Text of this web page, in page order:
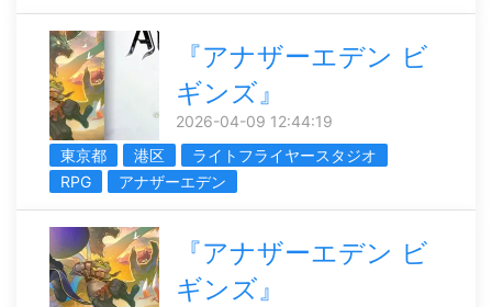
『アナザーエデン ビ
ギンズ』
2026-04-09 12:44:19
東京都
港区
ライトフライヤースタジオ
RPG
アナザーエデン
『アナザーエデン ビ
ギンズ』